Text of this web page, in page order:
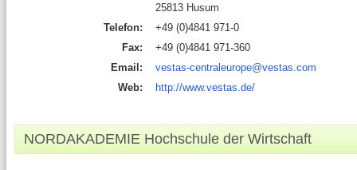
25813 Husum
Telefon:
+49 (0)4841 971-0
Fax:
+49 (0)4841 971-360
Email:
vestas-centraleurope@vestas.com
Web:
http://www.vestas.de/
NORDAKADEMIE Hochschule der Wirtschaft